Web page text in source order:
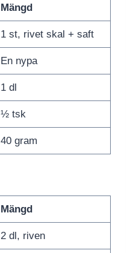
Mängd
1 st, rivet skal + saft
En nypa
1 dl
½ tsk
40 gram
Mängd
2 dl, riven